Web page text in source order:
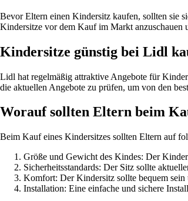
Bevor Eltern einen Kindersitz kaufen, sollten sie
Kindersitze vor dem Kauf im Markt anzuschauen
Kindersitze günstig bei Lidl
Lidl hat regelmäßig attraktive Angebote für
die aktuellen Angebote zu prüfen, um von den
Worauf sollten Eltern beim
Beim Kauf eines Kindersitzes sollten Eltern auf
Größe und Gewicht des Kindes: Der
Sicherheitsstandards: Der Sitz sollte
Komfort: Der Kindersitz sollte bequem
Installation: Eine einfache und sichere